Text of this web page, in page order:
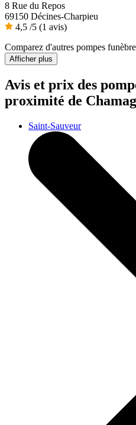
8 Rue du Repos
69150 Décines-Charpieu
4,5 /5 (1 avis)
Comparez d'autres pompes
Afficher plus
Avis et prix des
proximité de
Saint-Sauveur